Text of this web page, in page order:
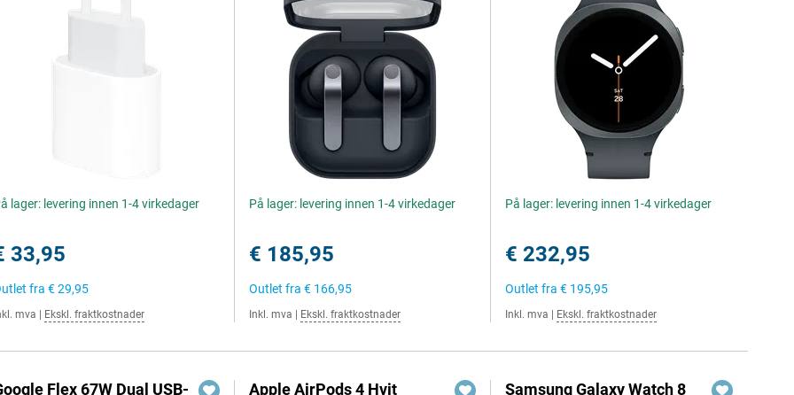
lager: levering innen 1-4 virkedager
33,95
fra € 29,95
mva Ekskl. fraktkostnader
På lager: levering innen 1-4 virkedager
€ 185,95
Outlet fra€ 166,95
Inkl. mva Ekskl. fraktkostnader
På lager: levering innen 1-4 virkedager
€ 232,95
Outlet fra€ 195,95
Inkl. mva Ekskl. fraktkostnader
Flex 67W Dual USB-
Apple AirPods 4 Hvit
Samsung Galaxy Watch 8